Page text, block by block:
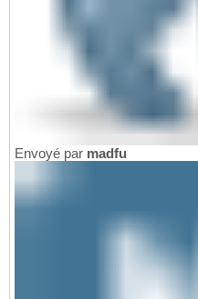
Envoyé par madfu